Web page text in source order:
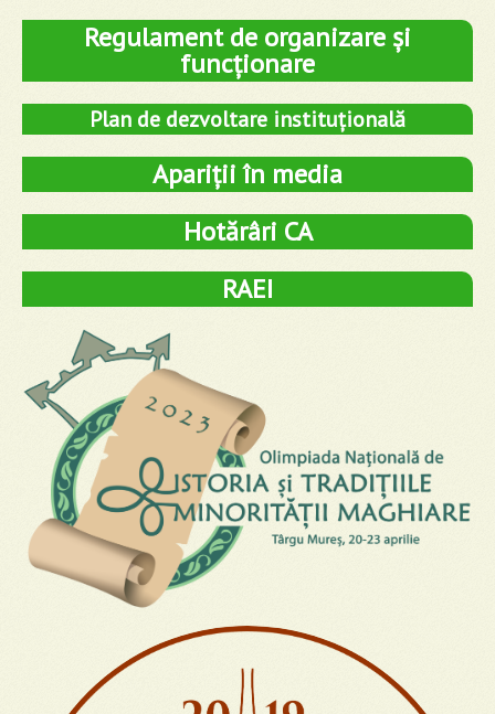
Regulament de organizare și
funcționare
Plan de dezvoltare instituțională
Apariții în media
Hotărâri CA
RAEI